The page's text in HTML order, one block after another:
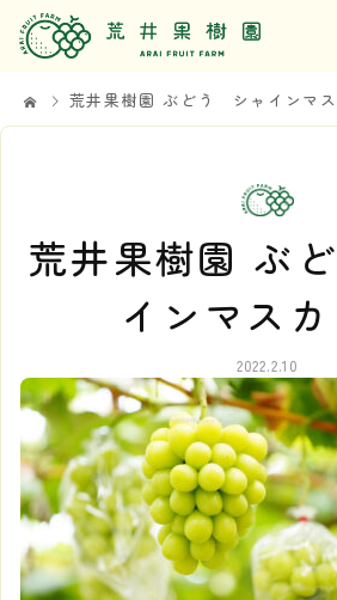
荒井果樹園 ぶどう シャインマス
荒井果樹園 ぶ
インマスカ
2022.2.10